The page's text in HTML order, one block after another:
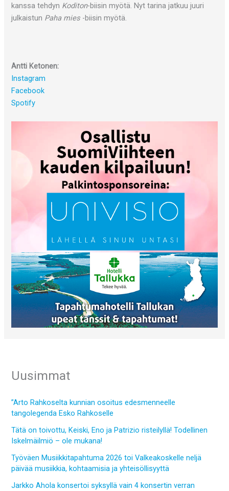
kanssa tehdyn Koditon-biisin myötä. Nyt tarina jatkuu juuri
julkaistun Paha mies -biisin myötä.
Antti Ketonen:
Instagram
Facebook
Spotify
Uusimmat
”Arto Rahkoselta kunnian osoitus edesmenneelle
tangolegenda Esko Rahkoselle
Tätä on toivottu, Keiski, Eno ja Patrizio risteilyllä! Todellinen
Iskelmäilmiö – ole mukana!
Työväen Musiikkitapahtuma 2026 toi Valkeakoskelle neljä
päivää musiikkia, kohtaamisia ja yhteisöllisyyttä
Jarkko Ahola konsertoi syksyllä vain 4 konsertin verran